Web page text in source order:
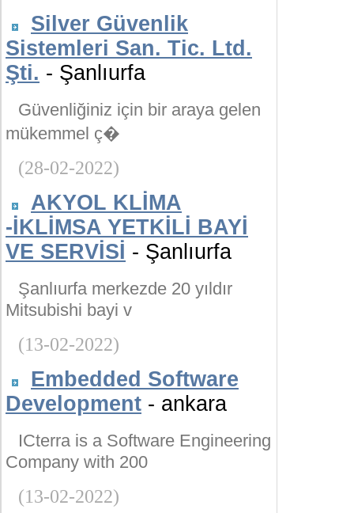
Silver Güvenlik
Sistemleri San. Tic. Ltd.
Şti. - Şanlıurfa
Güvenliğiniz için bir araya gelen
mükemmel ç�
(28-02-2022)
AKYOL KLİMA
-İKLİMSA YETKİLİ BAYİ
VE SERVİSİ - Şanlıurfa
Şanlıurfa merkezde 20 yıldır
Mitsubishi bayi v
(13-02-2022)
Embedded Software
Development - ankara
ICterra is a Software Engineering
Company with 200
(13-02-2022)